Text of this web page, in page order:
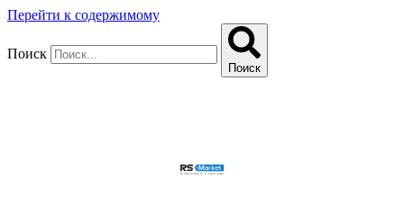
Перейти к содержимому
Поиск
Поиск